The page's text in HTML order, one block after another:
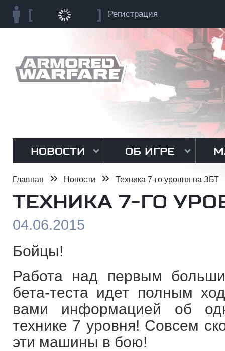
Регистрация
НОВОСТИ ОБ ИГРЕ
Главная » Новости » Техника 7-го уровня на ЗБТ
ТЕХНИКА 7-ГО
04.06.2015
Бойцы!
Работа над первым
бета-теста идет полным
вами информацией об
технике 7 уровня! Совсем
эти машины в бою!